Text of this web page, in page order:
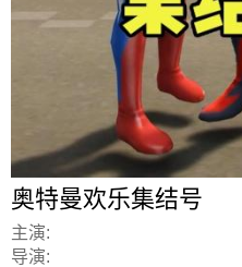
奥特曼欢乐集结号
主演:
导演: